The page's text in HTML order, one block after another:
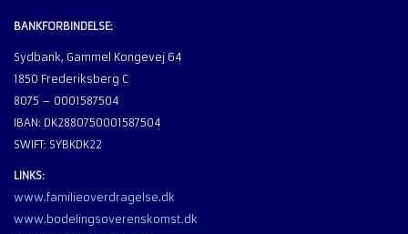
BANKFORBINDELSE:
Sydbank, Gammel Kongevej 64
1850 Frederiksberg C
8075 – 0001587504
IBAN: DK2880750001587504
SWIFT: SYBKDK22
LINKS:
www.familieoverdragelse.dk
www.bodelingsoverenskomst.dk